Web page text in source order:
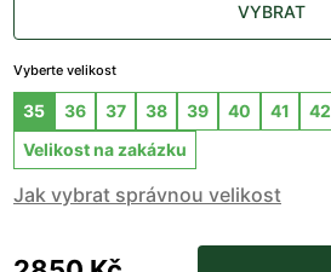
VYBRAT
Vyberte velikost
35 36 37 38 39 40 41 42
Velikost na zakázku
Jak vybrat správnou velikost